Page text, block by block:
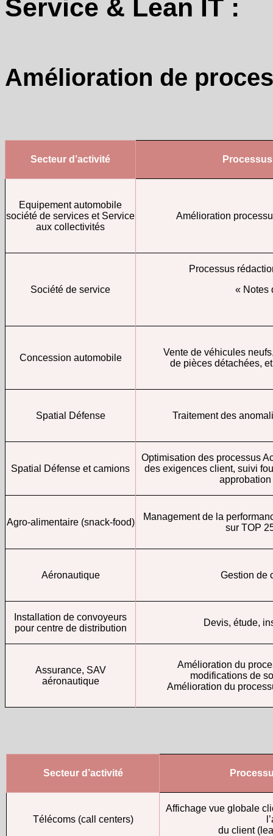
Service & Lean IT :
Amélioration de
Secteur d’activité
Equipement automobile
société de services et Service
aux collectivités
Amélioration
Société de service
Processus
« Notes
Concession automobile
Vente de véhicules
de pièces détachées,
Spatial Défense Traitement des
Spatial Défense et camions
Optimisation des processus
des exigences client, suivi
Agro-alimentaire (snack-food)
Management de la
sur TOP
Aéronautique Gestion de
Installation de convoyeurs
pour centre de distribution
Devis, étude,
Assurance, SAV
aéronautique
Amélioration du
modifications de
Amélioration du
Secteur d’activité
Télécoms (call centers)
Affichage vue globale
du client